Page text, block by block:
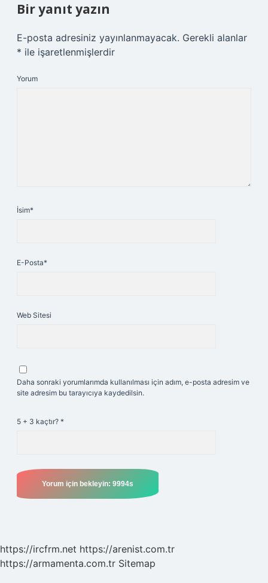
Bir yanıt yazın
E-posta adresiniz yayınlanmayacak. Gerekli alanlar
* ile işaretlenmişlerdir
Yorum
İsim*
E-Posta*
Web Sitesi
Daha sonraki yorumlarımda kullanılması için adım, e-posta adresim ve
site adresim bu tarayıcıya kaydedilsin.
5 + 3 kaçtır? *
https://ircfrm.net https://arenist.com.tr
https://armamenta.com.tr Sitemap